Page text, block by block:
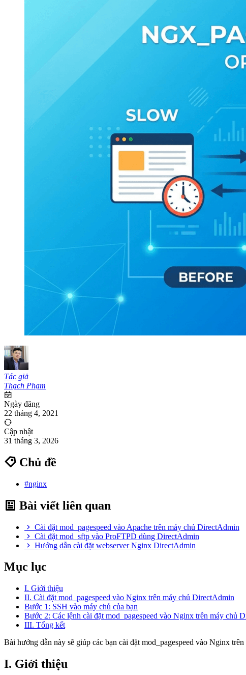
Tác giả
Thạch Phạm
Ngày đăng
22 tháng 4, 2021
Cập nhật
31 tháng 3, 2026
Chủ đề
#nginx
Bài viết liên quan
Cài đặt mod_pagespeed vào Apache trên máy chủ DirectAdmin
Cài đặt mod_sftp vào ProFTPD dùng DirectAdmin
Hướng dẫn cài đặt webserver Nginx DirectAdmin
Mục lục
I. Giới thiệu
II. Cài đặt mod_pagespeed vào Nginx trên máy chủ DirectAdmin
Bước 1: SSH vào máy chủ của bạn
Bước 2: Các lệnh cài đặt mod_pagespeed vào Nginx trên máy chủ
III. Tổng kết
Bài hướng dẫn này sẽ giúp các bạn cài đặt mod_pagespeed vào Nginx
I. Giới thiệu